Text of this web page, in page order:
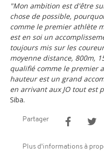
"Mon ambition est d'être
chose de possible,
comme le premier athlète
est en soi un
toujours mis sur les
moyenne distance, 800m,
qualifié comme le premier
hauteur est un grand
en arrivant aux JO tout est
Siba.
Partager
Plus d'informations à